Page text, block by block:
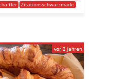
Zitationsschwarzmarkt
vor 2 Jahren